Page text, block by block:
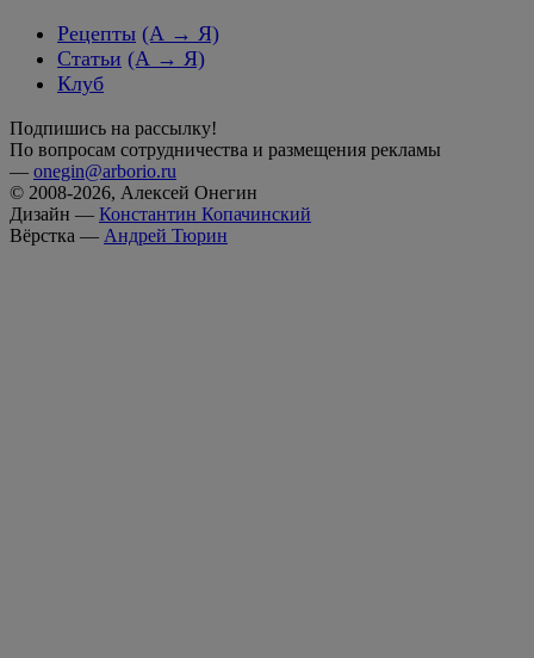
Рецепты (А → Я)
Статьи (А → Я)
Клуб
Подпишись на рассылку!
По вопросам сотрудничества и размещения рекламы
— onegin@arborio.ru
© 2008-2026, Алексей Онегин
Дизайн — Константин Копачинский
Вёрстка — Андрей Тюрин